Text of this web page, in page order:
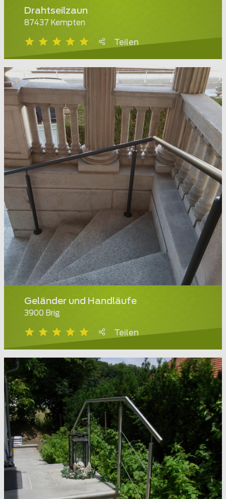
Drahtseilzaun
87437 Kempten
Teilen
Geländer und Handläufe
3900 Brig
Teilen